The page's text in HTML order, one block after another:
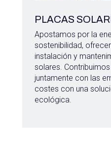
PLACAS
Apostamos por la
sostenibilidad,
instalación y
solares.
juntamente con las
costes con una
ecológica.